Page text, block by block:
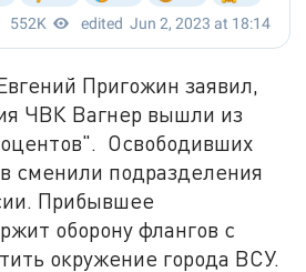
Пригожин заявил,
ЧВК Вагнер вышли из
Освободивших
сменили подразделения
Прибывшее
оборону флангов с
окружение города ВСУ.